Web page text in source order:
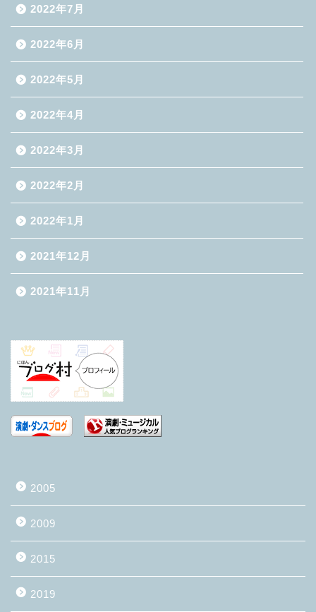
2022年7月
2022年6月
2022年5月
2022年4月
2022年3月
2022年2月
2022年1月
2021年12月
2021年11月
2005
2009
2015
2019